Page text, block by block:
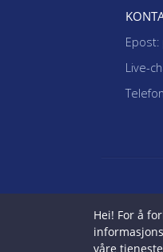
Hei! For å
våre
Epost:
Live-